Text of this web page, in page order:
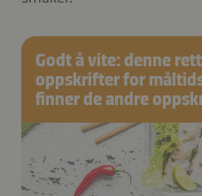
Godt å vite: denne
oppskrifter for
finner de andre